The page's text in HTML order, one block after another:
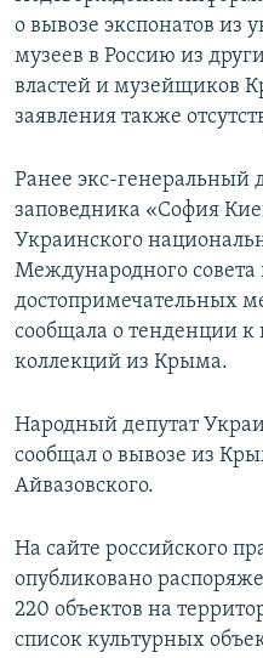
о вывозе экспонатов из
музеев в Россию из
властей и музейщиков
заявления также
Ранее экс-генеральный
заповедника «София
Украинского
Международного
достопримечательных
сообщала о тенденции
коллекций из Крыма.
Народный депутат
сообщал о вывозе из
Айвазовского.
На сайте российского
опубликовано
220 объектов на
список культурных